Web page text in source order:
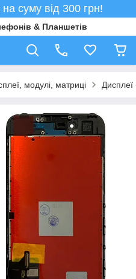
суму від 300 грн!
& Планшетів
модулі, матриці